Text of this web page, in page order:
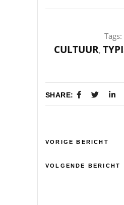
Tags:
CULTUUR,
SHARE:
VORIGE BERICHT
VOLGENDE BERICHT